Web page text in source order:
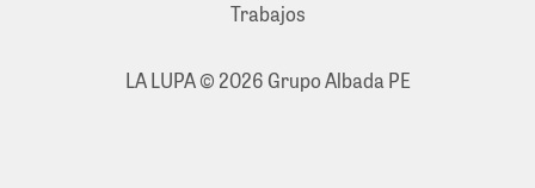
Trabajos
LA LUPA © 2026 Grupo Albada PE